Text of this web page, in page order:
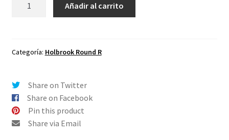
Oakley
Fuego
Espejo
cantidad
Añadir al carrito
Categoría: Holbrook Round R
Share on Twitter
Share on Facebook
Pin this product
Share via Email